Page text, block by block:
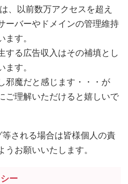
、以前数万アクセスを超え
ーバーやドメインの管理維持
す。
する広告収入はその補填とし
す。
邪魔だと感じます・・・が
ご理解いただけると嬉しいで
される場合は皆様個人の責
お願いいたします。
ー